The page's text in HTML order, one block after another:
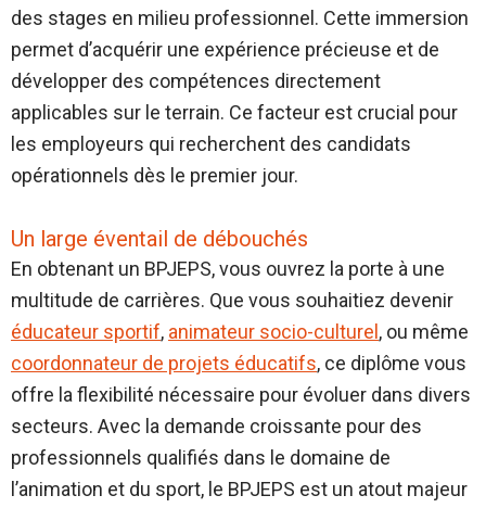
des stages en milieu professionnel. Cette immersion
permet d’acquérir une expérience précieuse et de
développer des compétences directement
applicables sur le terrain. Ce facteur est crucial pour
les employeurs qui recherchent des candidats
opérationnels dès le premier jour.
Un large éventail de débouchés
En obtenant un BPJEPS, vous ouvrez la porte à une
multitude de carrières. Que vous souhaitiez devenir
éducateur sportif, animateur socio-culturel , ou même
coordonnateur de projets éducatifs, ce diplôme vous
offre la flexibilité nécessaire pour évoluer dans divers
secteurs. Avec la demande croissante pour des
professionnels qualifiés dans le domaine de
l’animation et du sport, le BPJEPS est un atout majeur